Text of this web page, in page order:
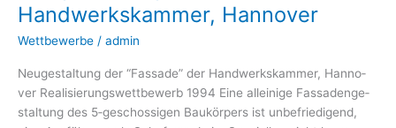
Handwerkskammer, Hannover
Wettbewerbe / admin
Neu­ge­stal­tung der “Fas­sa­de” der Hand­werks­kam­mer, Han­no­
ver Rea­li­sie­rungs­wett­be­werb 1994 Eine allei­ni­ge Fas­sa­den­ge­
stal­tung des 5‑geschossigen Bau­kör­pers ist unbe­frie­di­gend,
der
Handwerkskammer,
Hannover